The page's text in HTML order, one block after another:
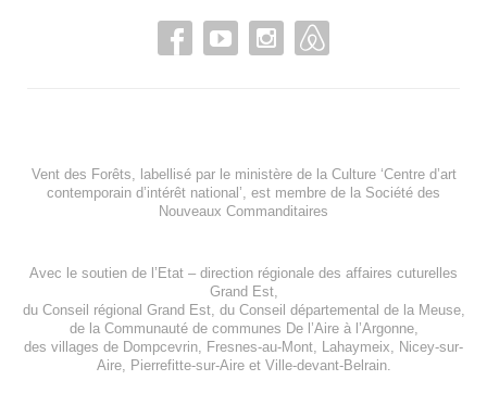
Vent des Forêts, labellisé par le ministère de la Culture ‘Centre d’art
contemporain d’intérêt national’, est membre de la Société des
Nouveaux Commanditaires
Avec le soutien de l’Etat – direction régionale des affaires cuturelles
Grand Est,
du Conseil régional Grand Est, du Conseil départemental de la Meuse,
de la Communauté de communes De l’Aire à l’Argonne,
des villages de Dompcevrin Fresnes-au-Mont Lahaymeix
Nicey-sur-
Aire, Pierrefitte-sur-Aireet Ville-devant-Belrain.